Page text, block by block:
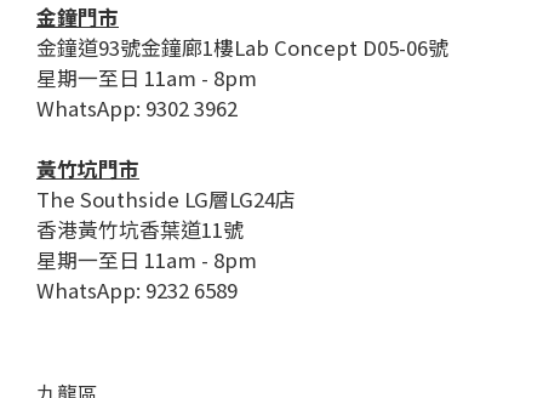
金鐘門市
金鐘道93號金鐘廊1樓Lab Concept D05-06號
星期一至日 11am - 8pm
WhatsApp: 9302 3962
黃竹坑門市
The Southside LG層LG24店
香港黃竹坑香葉道11號
星期一至日 11am - 8pm
WhatsApp: 9232 6589